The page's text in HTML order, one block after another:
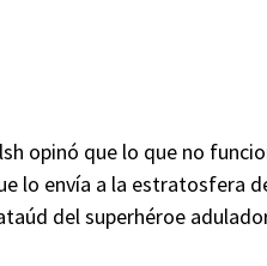
opinó que lo que no
lo envía a la estratosfera
del superhéroe